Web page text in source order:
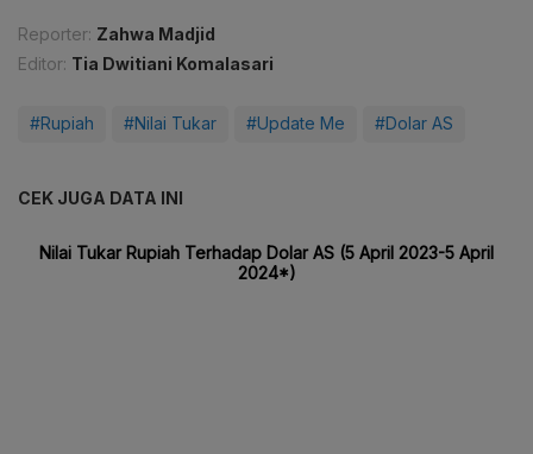
Reporter: Zahwa Madjid
Editor: Tia Dwitiani Komalasari
#Rupiah #Nilai Tukar #Update Me #Dolar AS
CEK JUGA DATA INI